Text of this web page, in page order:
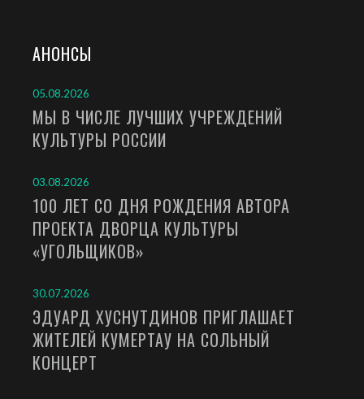
АНОНСЫ
05.08.2026
МЫ В ЧИСЛЕ ЛУЧШИХ УЧРЕЖДЕНИЙ
КУЛЬТУРЫ РОССИИ
03.08.2026
100 ЛЕТ СО ДНЯ РОЖДЕНИЯ АВТОРА
ПРОЕКТА ДВОРЦА КУЛЬТУРЫ
«УГОЛЬЩИКОВ»
30.07.2026
ЭДУАРД ХУСНУТДИНОВ ПРИГЛАШАЕТ
ЖИТЕЛЕЙ КУМЕРТАУ НА СОЛЬНЫЙ
КОНЦЕРТ